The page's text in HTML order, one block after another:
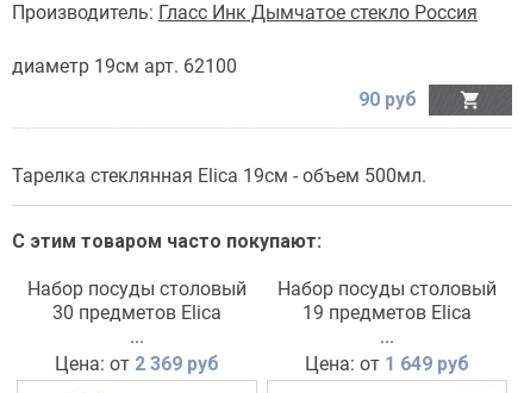
Производитель: Гласс Инк Дымчатое стекло Россия
диаметр 19см арт. 62100

90 руб
Тарелка стеклянная Elica 19см - объем 500мл.
С этим товаром часто покупают:
Набор посуды столовый
30 предметов Elica
...
Цена: от 2 369 руб
Набор посуды столовый
19 предметов Elica
...
Цена: от 1 649 руб